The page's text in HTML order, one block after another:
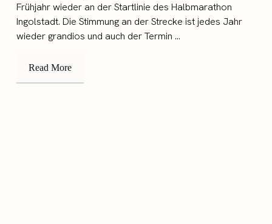
Frühjahr wieder an der Startlinie des Halbmarathon
Ingolstadt. Die Stimmung an der Strecke ist jedes Jahr
wieder grandios und auch der Termin ...
Read More